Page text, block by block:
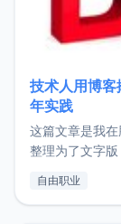
技术人用博客
年实践
这篇文章是我
整理为了文字
了我的首个产
自由职业